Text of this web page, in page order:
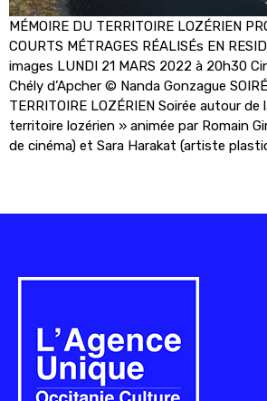
MÉMOIRE DU TERRITOIRE LOZÉRIEN
COURTS MÉTRAGES RÉALISÉs EN
images LUNDI 21 MARS 2022 à 20h30
Chély d’Apcher © Nanda Gonzague
TERRITOIRE LOZÉRIEN Soirée autour de
territoire lozérien » animée par Romain
de cinéma) et Sara Harakat (artiste